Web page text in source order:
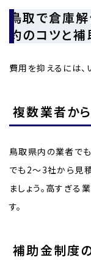
鳥取で倉庫
約のコツと
費用を抑えるには、
複数業者か
鳥取県内の業者で
でも2〜3社から見
ましょう。高すぎる
す。
補助金制度